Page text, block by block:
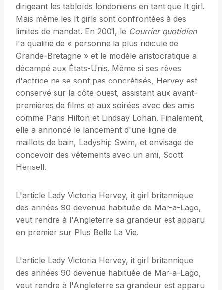
dirigeant les tabloïds londoniens en tant que It girl.
Mais même les It girls sont confrontées à des
limites de mandat. En 2001, le Courrier quotidien
l'a qualifié de « personne la plus ridicule de
Grande-Bretagne » et le modèle aristocratique a
décampé aux États-Unis. Même si ses rêves
d'actrice ne se sont pas concrétisés, Hervey est
conservé sur la côte ouest, assistant aux avant-
premières de films et aux soirées avec des amis
comme Paris Hilton et Lindsay Lohan. Finalement,
elle a annoncé le lancement d'une ligne de
maillots de bain, Ladyship Swim, et envisage de
concevoir des vêtements avec un ami, Scott
Hensell.
L'article Lady Victoria Hervey, it girl britannique
des années 90 devenue habituée de Mar-a-Lago,
veut rendre à l'Angleterre sa grandeur est apparu
en premier sur Plus Belle La Vie.
L'article Lady Victoria Hervey, it girl britannique
des années 90 devenue habituée de Mar-a-Lago,
veut rendre à l'Angleterre sa grandeur est apparu